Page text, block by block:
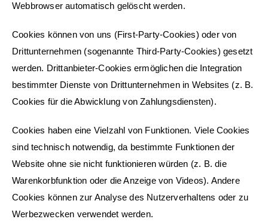
Webbrowser automatisch gelöscht werden.
Cookies können von uns (First-Party-Cookies) oder von
Drittunternehmen (sogenannte Third-Party-Cookies) gesetzt
werden. Drittanbieter-Cookies ermöglichen die Integration
bestimmter Dienste von Drittunternehmen in Websites (z. B.
Cookies für die Abwicklung von Zahlungsdiensten).
Cookies haben eine Vielzahl von Funktionen. Viele Cookies
sind technisch notwendig, da bestimmte Funktionen der
Website ohne sie nicht funktionieren würden (z. B. die
Warenkorbfunktion oder die Anzeige von Videos). Andere
Cookies können zur Analyse des Nutzerverhaltens oder zu
Werbezwecken verwendet werden.